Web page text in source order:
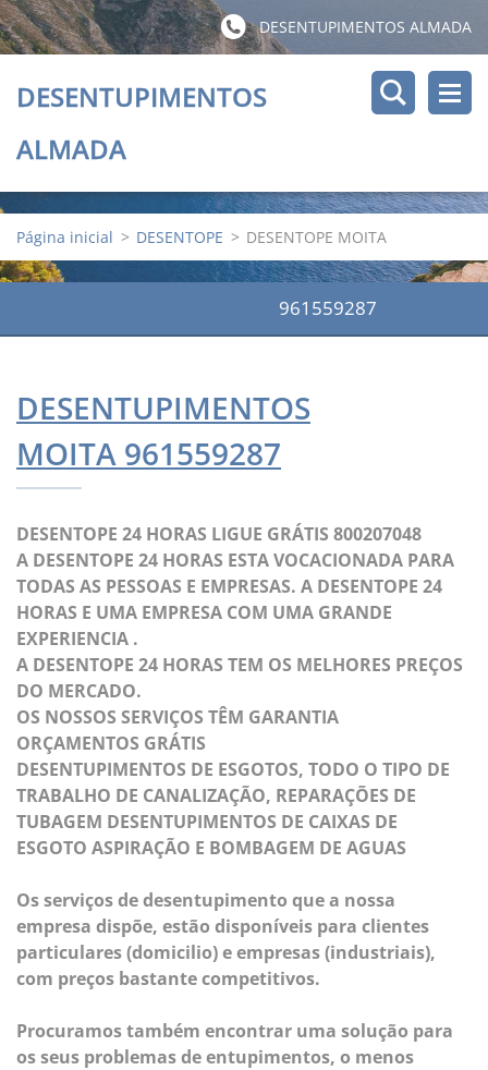
DESENTUPIMENTOS ALMADA
DESENTUPIMENTOS
ALMADA
Página inicial > DESENTOPE > DESENTOPE MOITA
961559287
DESENTUPIMENTOS
MOITA 961559287
DESENTOPE 24 HORAS LIGUE GRÁTIS 800207048
A DESENTOPE 24 HORAS ESTA VOCACIONADA PARA
TODAS AS PESSOAS E EMPRESAS. A DESENTOPE 24
HORAS E UMA EMPRESA COM UMA GRANDE
EXPERIENCIA .
A DESENTOPE 24 HORAS TEM OS MELHORES PREÇOS
DO MERCADO.
OS NOSSOS SERVIÇOS TÊM GARANTIA
ORÇAMENTOS GRÁTIS
DESENTUPIMENTOS DE ESGOTOS, TODO O TIPO DE
TRABALHO DE CANALIZAÇÃO, REPARAÇÕES DE
TUBAGEM DESENTUPIMENTOS DE CAIXAS DE
ESGOTO ASPIRAÇÃO E BOMBAGEM DE AGUAS
Os serviços de desentupimento que a nossa
empresa dispõe, estão disponíveis para clientes
particulares (domicilio) e empresas (industriais),
com preços bastante competitivos.
Procuramos também encontrar uma solução para
os seus problemas de entupimentos, o menos